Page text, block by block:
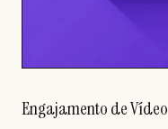
Engajamento de Vídeo